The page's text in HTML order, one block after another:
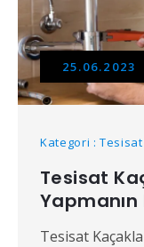
25.06.2023
Kategori :
Tesisat
Yapmanın
Tesisat